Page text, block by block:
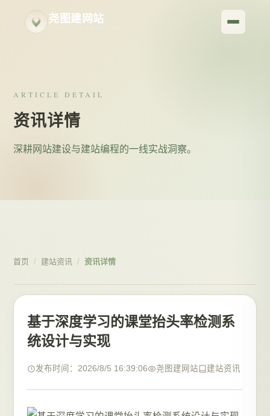
尧图建网站
ARTICLE DETAIL
资讯详情
深耕网站建设与建站编程的一线实战洞察。
首页 / 建站资讯 / 资讯详情
基于深度学习的课堂抬头率检测系
统设计与实现
发布时间：2026/8/5 16:39:06 尧图建网站 建站资讯